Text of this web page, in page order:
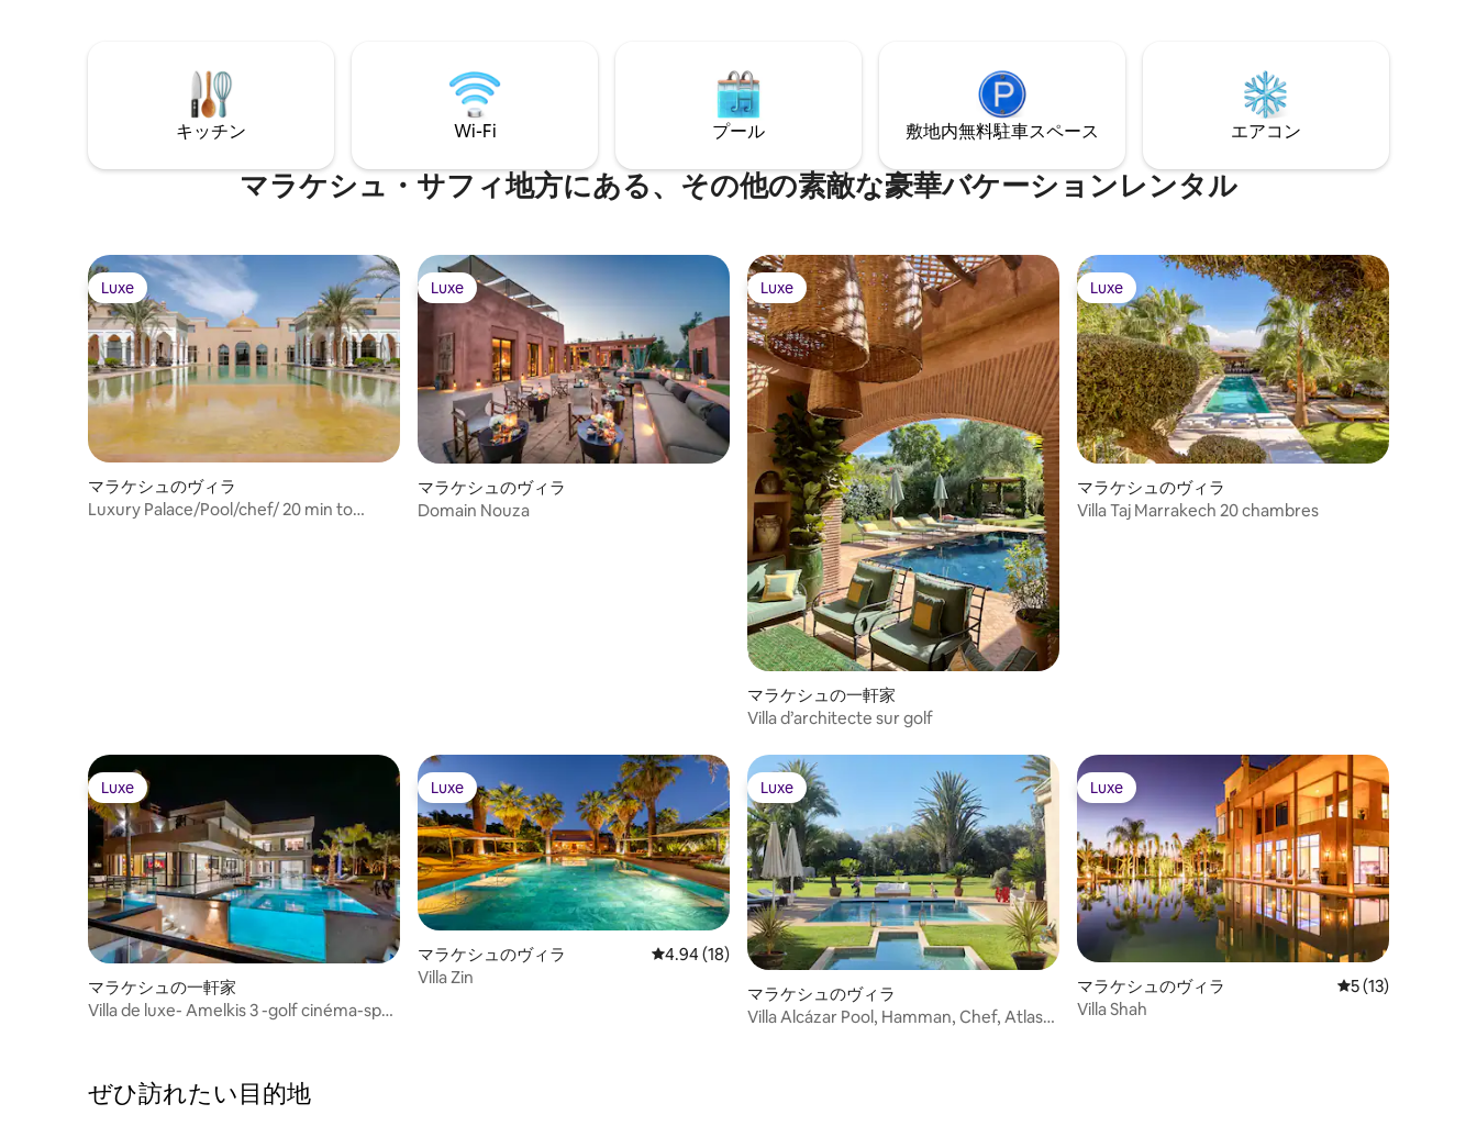
(additional charge of 35 euros for an
additional bed) For more informations,
send us a message on Airbnb !
propose des services en extra comme la
demi pension, la pension complète, ou
une mise à disposition de la cuisinière.
of friends, or couples who want privacy,
space, and true indulgence with warm
neutral tones and thoughtful Moroccan-
inspired touches.
avant votre arrivée sur devis (+ 100 DH
de frais de service). Services de ménage
inclus, gardien 24/24h et invités non
autorisés.
キッチン Wi-Fi プール 敷地内無料駐⁠車ス⁠ペ⁠ー⁠ス エアコン
マラケシュ・サフィ地方にある、その他の素敵な豪華バケーションレンタル
Luxe
Luxe
マラケシュのヴィラ
Luxury Palace/Pool/chef/ 20 min to
Luxe
Luxe
マラケシュのヴィラ
Domain Nouza
Luxe
Luxe
マラケシュの一軒家
Villa d’architecte sur golf
Luxe
Luxe
マラケシュのヴィラ
Villa Taj Marrakech 20 chambres
Luxe
Luxe
マラケシュの一軒家
Villa de luxe- Amelkis 3 -golf cinéma-spa-
Luxe
Luxe
マラケシュのヴィラ レビュー18件、5つ星中4.94つ星の平均評価
4.94 (18)
Villa Zin
Luxe
Luxe
マラケシュのヴィラ
Villa Alcázar Pool, Hamman, Chef, Atlas
Luxe
Luxe
マラケシュのヴィラ レビュー13件、5
5 (13)
Villa Shah
ぜひ訪⁠れ⁠た⁠い目⁠的⁠地